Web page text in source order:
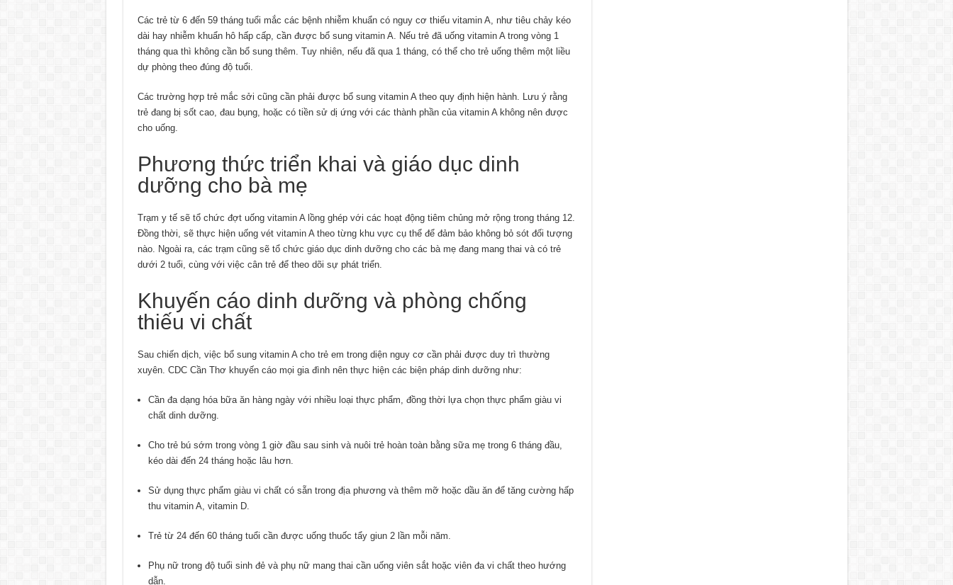
Các trẻ từ 6 đến 59 tháng tuổi mắc các bệnh nhiễm khuẩn có nguy cơ thiếu vitamin A, như tiêu chảy kéo
dài hay nhiễm khuẩn hô hấp cấp, cần được bổ sung vitamin A. Nếu trẻ đã uống vitamin A trong vòng 1
tháng qua thì không cần bổ sung thêm. Tuy nhiên, nếu đã qua 1 tháng, có thể cho trẻ uống thêm một liều
dự phòng theo đúng độ tuổi.
Các trường hợp trẻ mắc sởi cũng cần phải được bổ sung vitamin A theo quy định hiện hành. Lưu ý rằng
trẻ đang bị sốt cao, đau bụng, hoặc có tiền sử dị ứng với các thành phần của vitamin A không nên được
cho uống.
Phương thức triển khai và giáo dục dinh
dưỡng cho bà mẹ
Trạm y tế sẽ tổ chức đợt uống vitamin A lồng ghép với các hoạt động tiêm chủng mở rộng trong tháng 12.
Đồng thời, sẽ thực hiện uống vét vitamin A theo từng khu vực cụ thể để đảm bảo không bỏ sót đối tượng
nào. Ngoài ra, các trạm cũng sẽ tổ chức giáo dục dinh dưỡng cho các bà mẹ đang mang thai và có trẻ
dưới 2 tuổi, cùng với việc cân trẻ để theo dõi sự phát triển.
Khuyến cáo dinh dưỡng và phòng chống
thiếu vi chất
Sau chiến dịch, việc bổ sung vitamin A cho trẻ em trong diện nguy cơ cần phải được duy trì thường
xuyên. CDC Cần Thơ khuyến cáo mọi gia đình nên thực hiện các biện pháp dinh dưỡng như:
Cần đa dạng hóa bữa ăn hàng ngày với nhiều loại thực phẩm, đồng thời lựa chọn thực phẩm giàu vi
chất dinh dưỡng.
Cho trẻ bú sớm trong vòng 1 giờ đầu sau sinh và nuôi trẻ hoàn toàn bằng sữa mẹ trong 6 tháng đầu,
kéo dài đến 24 tháng hoặc lâu hơn.
Sử dụng thực phẩm giàu vi chất có sẵn trong địa phương và thêm mỡ hoặc dầu ăn để tăng cường hấp
thu vitamin A, vitamin D.
Trẻ từ 24 đến 60 tháng tuổi cần được uống thuốc tẩy giun 2 lần mỗi năm.
Phụ nữ trong độ tuổi sinh đẻ và phụ nữ mang thai cần uống viên sắt hoặc viên đa vi chất theo hướng
dẫn.